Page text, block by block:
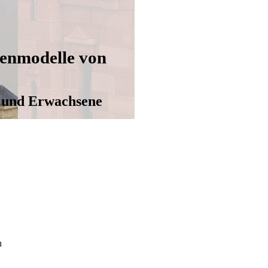
von
Erwachsene